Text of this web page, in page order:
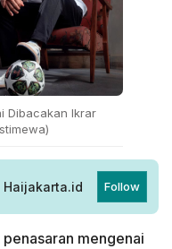
Dibacakan Ikrar
Haijakarta.id Follow
mengenai